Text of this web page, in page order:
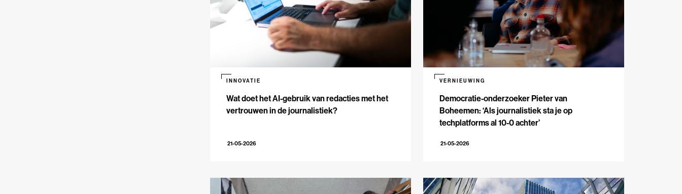
Wat doet het AI-gebruik van redacties met het
vertrouwen in de journalistiek?
INNOVATIE
21-05-2026
Democratie-onderzoeker Pieter van
Boheemen: ‘Als journalistiek sta je op
techplatforms al 10-0 achter’
VERNIEUWING
21-05-2026